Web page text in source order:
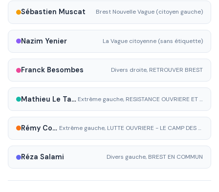
Sébastien Muscat Brest Nouvelle Vague (citoyen gauche)
Nazim Yenier La Vague citoyenne (sans étiquette)
Franck Besombes Divers droite, RETROUVER BREST
Mathieu Le Tallec Extrême gauche, RESISTANCE OUVRIERE ET JEUNE
Rémy Collard Extrême gauche, LUTTE OUVRIERE - LE CAMP DES TRAVAILLEURS
Réza Salami Divers gauche, BREST EN COMMUN